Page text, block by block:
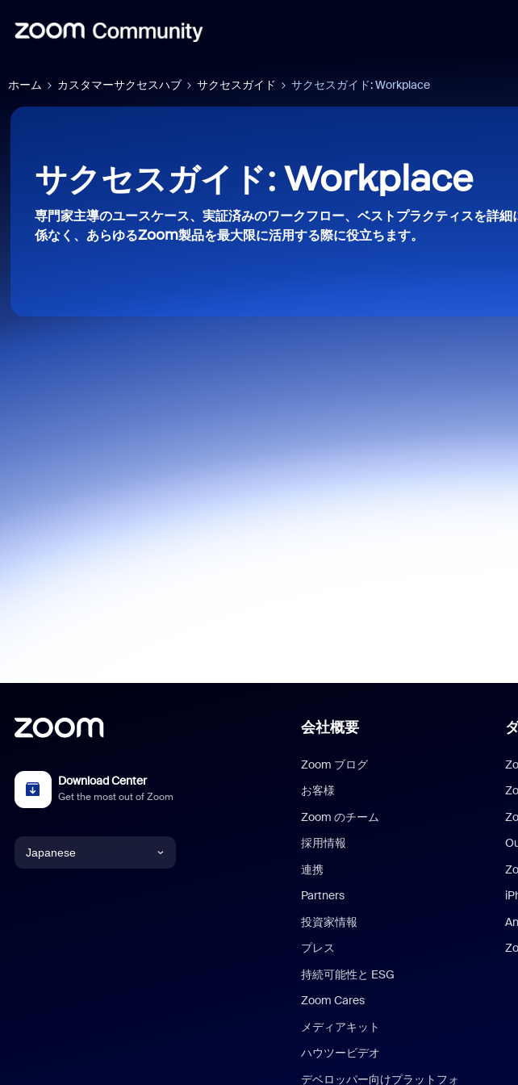
ホーム カスタマーサクセスハブ サクセスガイド サクセスガイド: Workplace
サクセスガイド: Workplace
専門家主導のユースケース、実証済みのワークフロー、ベストプラクティスを詳
係なく、あらゆるZoom製品を最大限に活用する際に役立ちます。
Download Center
Get the most out of Zoom
Japanese
会社概要
Zoom ブログ
お客様
Zoom のチーム
採用情報
連携
Partners
投資家情報
プレス
持続可能性と ESG
Zoom Cares
メディアキット
ハウツービデオ
デベロッパー向けプラットフォ